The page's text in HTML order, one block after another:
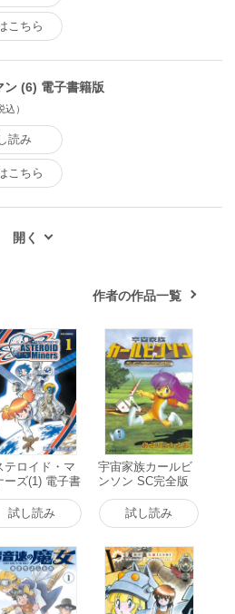
こちら
ン (6) 電子書籍版
込）
読み
こちら
作者の作品一覧
テロイド・マ
ーズ(1) 電子書
試し読み
宇宙家族カールビ
ンソン SC完全版
(1) 電子書籍版
試し読み